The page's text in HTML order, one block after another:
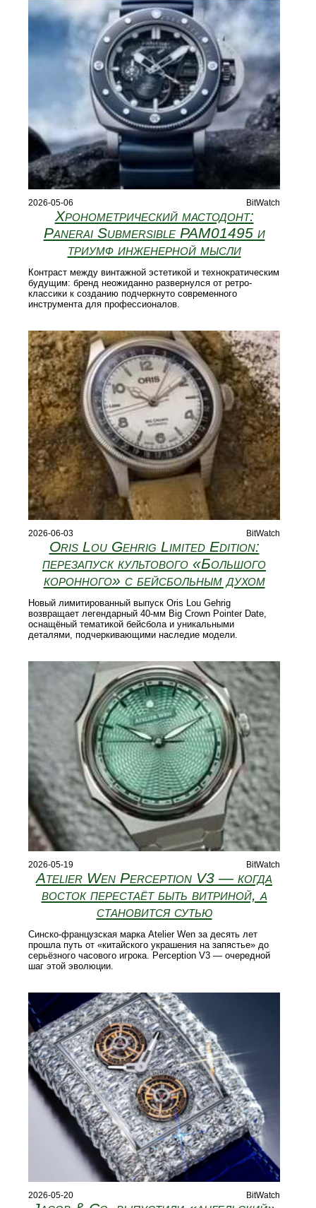
2026-05-06 BitWatch
Хронометрический мастодонт:
Panerai Submersible PAM01495 и
триумф инженерной мысли
Контраст между винтажной эстетикой и технократическим
будущим: бренд неожиданно развернулся от ретро-
классики к созданию подчеркнуто современного
инструмента для профессионалов.
2026-06-03 BitWatch
Oris Lou Gehrig Limited Edition:
перезапуск культового «Большого
коронного» с бейсбольным духом
Новый лимитированный выпуск Oris Lou Gehrig
возвращает легендарный 40‑мм Big Crown Pointer Date,
оснащёный тематикой бейсбола и уникальными
деталями, подчеркивающими наследие модели.
2026-05-19 BitWatch
Atelier Wen Perception V3 — когда
восток перестаёт быть витриной, а
становится сутью
Синско-французская марка Atelier Wen за десять лет
прошла путь от «китайского украшения на запястье» до
серьёзного часового игрока. Perception V3 — очередной
шаг этой эволюции.
2026-05-20 BitWatch